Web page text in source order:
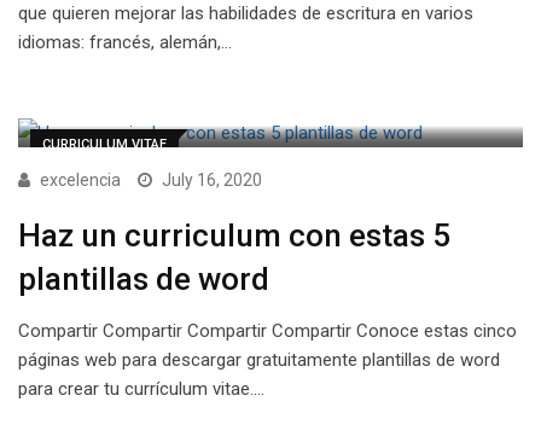
que quieren mejorar las habilidades de escritura en varios
idiomas: francés, alemán,…
CURRICULUM VITAE
excelencia July 16, 2020
Haz un curriculum con estas 5
plantillas de word
Compartir Compartir Compartir Compartir Conoce estas cinco
páginas web para descargar gratuitamente plantillas de word
para crear tu currículum vitae.…